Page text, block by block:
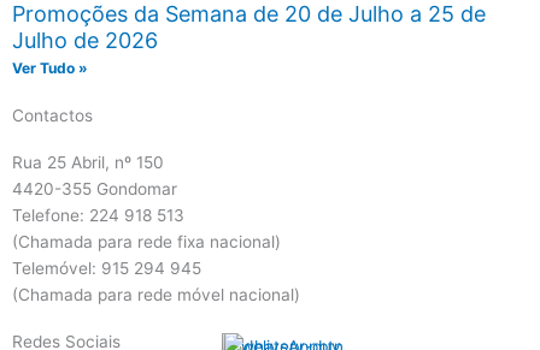
Promoções da Semana de 20 de Julho a 25 de
Julho de 2026
Ver Tudo »
Contactos
Rua 25 Abril, nº 150
4420-355 Gondomar
Telefone: 224 918 513
(Chamada para rede fixa nacional)
Telemóvel: 915 294 945
(Chamada para rede móvel nacional)
Redes Sociais